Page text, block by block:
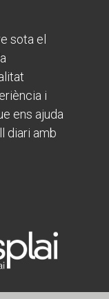
sota el
i
ens ajuda
diari amb